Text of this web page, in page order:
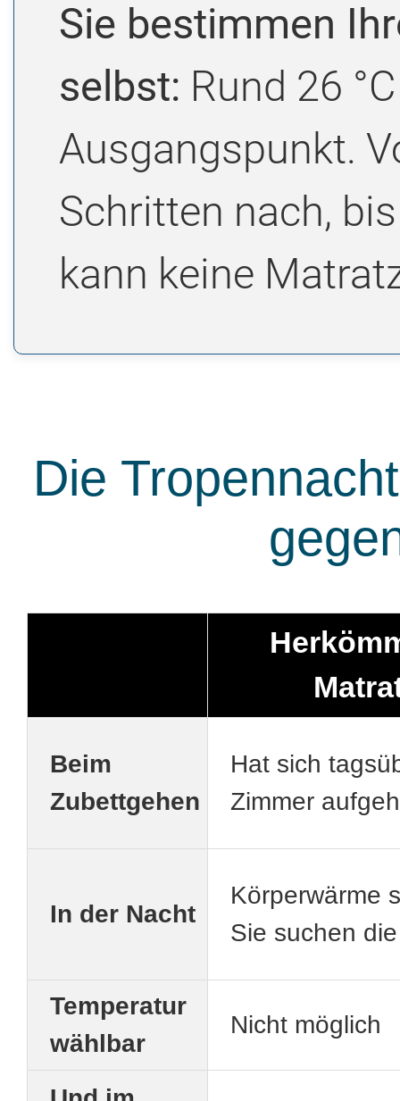
Sie bestimmen
selbst: Rund 26
Ausgangspunkt.
Schritten nach,
kann keine
Die
Beim
Zubettgehen
Hat sich
Zimmer
In der Nacht
Körperwärme
Sie suchen
Temperatur
wählbar
Nicht möglich